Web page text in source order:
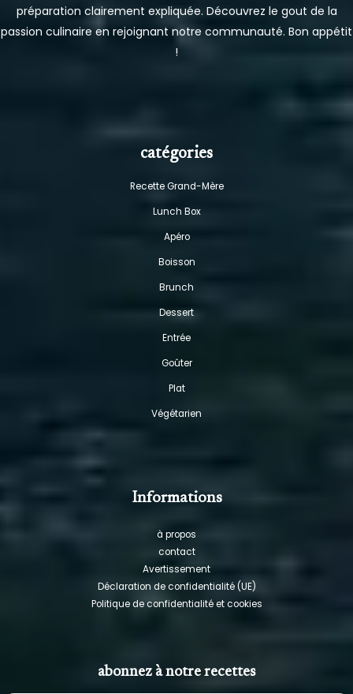
préparation clairement expliquée. Découvrez le gout de la
passion culinaire en rejoignant notre communauté. Bon appétit
!
catégories
Recette Grand-Mère
Lunch Box
Apéro
Boisson
Brunch
Dessert
Entrée
Goûter
Plat
Végétarien
Informations
à propos
contact
Avertissement
Déclaration de confidentialité (UE)
Politique de confidentialité et cookies
abonnez à notre recettes